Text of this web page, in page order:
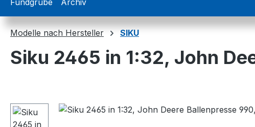
Fundgrube
Archiv
Modelle nach Hersteller SIKU
Siku 2465 in 1:32, John
Bildergalerie überspringen